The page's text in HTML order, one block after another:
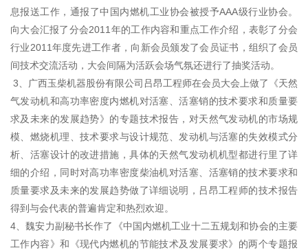
息报送工作，通报了中国内燃机工业协会被授予AAA级行业协会。
向大会汇报了分会2011年的工作内容和重点工作介绍，表彰了分会
行业2011年度先进工作者，向新会员颁发了会员证书，组织了会员
间技术交流活动，大会间隔为活跃会场气氛还进行了抽奖活动。
3、广西玉柴机器股份有限公司吕昂工程师在会员大会上做了《天然
气发动机和高功率密度内燃机对活塞、活塞销的技术要求和质量要
求及未来的发展趋势》的专题技术报告，对天然气发动机的市场规
模、燃烧机理、技术要求与设计规范、发动机与活塞的失效模式分
析、活塞设计的改进措施，具体的天然气发动机机型都进行里了详
细的介绍，同时对高功率密度柴油机对活塞、活塞销的技术要求和
质量要求及未来的发展趋势做了详细说明，吕昂工程师的技术报告
得到与会代表的普遍肯定和热烈欢迎。
4、魏安力副秘书长作了《中国内燃机工业十二五规划和协会的主要
工作内容》和《现代内燃机的节能技术及发展要求》的两个专题报